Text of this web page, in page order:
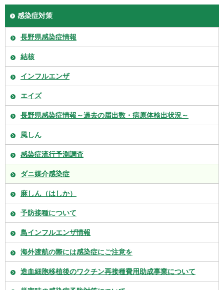
感染症対策
長野県感染症情報
結核
インフルエンザ
エイズ
長野県感染症情報～過去の届出数・病原体検出状況～
風しん
感染症流行予測調査
ダニ媒介感染症
麻しん（はしか）
予防接種について
鳥インフルエンザ情報
海外渡航の際には感染症にご注意を
造血細胞移植後のワクチン再接種費用助成事業について